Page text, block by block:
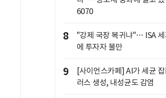
6070
8
"강제 국장 복귀냐"… ISA 세
에 투자자 불만
9
[사이언스카페] AI가 세균 잡
러스 생성, 내성균도 감염